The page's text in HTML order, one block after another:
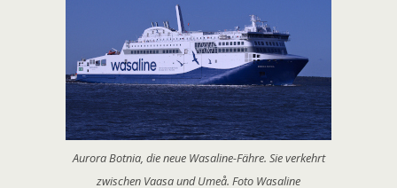
Aurora Botnia, die neue Wasaline-Fähre. Sie verkehrt
zwischen Vaasa und Umeå. Foto Wasaline